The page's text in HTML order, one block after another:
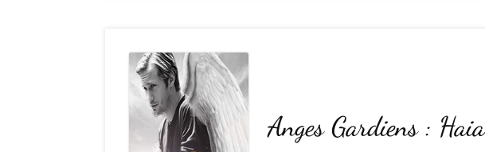
Anges Gardiens :